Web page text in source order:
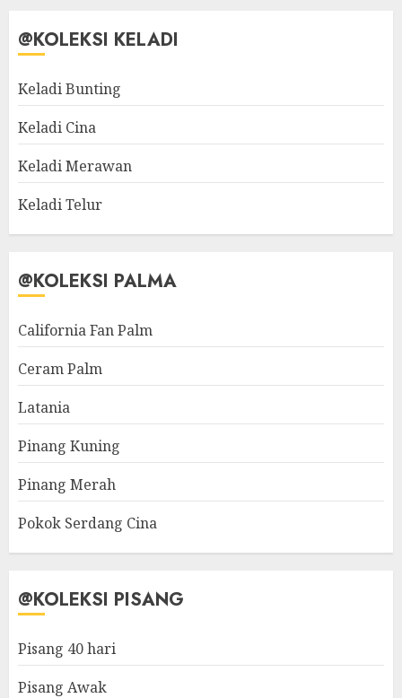
@KOLEKSI KELADI
Keladi Bunting
Keladi Cina
Keladi Merawan
Keladi Telur
@KOLEKSI PALMA
California Fan Palm
Ceram Palm
Latania
Pinang Kuning
Pinang Merah
Pokok Serdang Cina
@KOLEKSI PISANG
Pisang 40 hari
Pisang Awak